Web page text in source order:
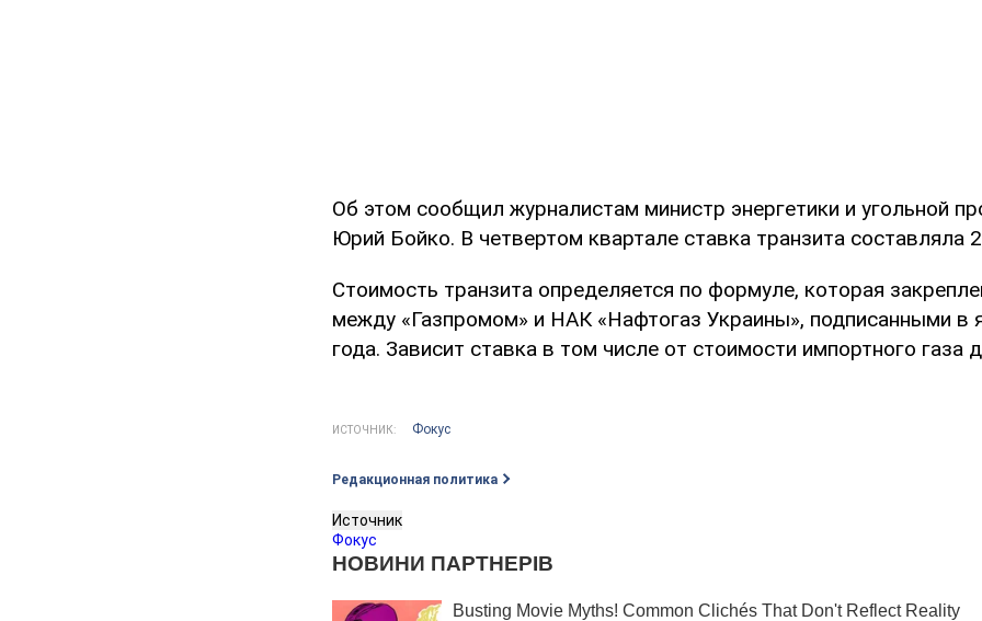
Об этом сообщил журналистам министр энергетики и угольной
Юрий Бойко. В четвертом квартале ставка транзита составляла
Стоимость транзита определяется по формуле, которая
между «Газпромом» и НАК «Нафтогаз Украины», подписанными в
года. Зависит ставка в том числе от стоимости импортного газа
ИСТОЧНИК: Фокус
Редакционная политика
Источник
Фокус